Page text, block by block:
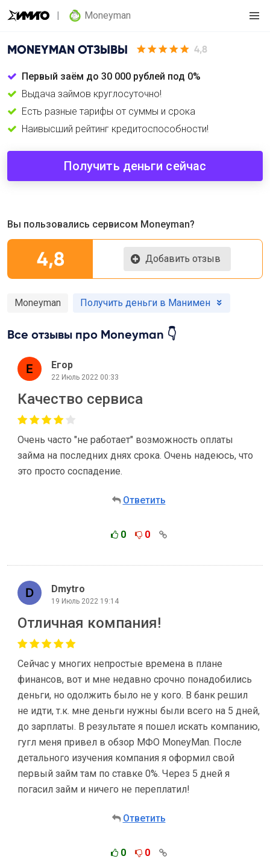
Moneyman
MONEYMAN ОТЗЫВЫ 4,8
Первый заём до 30 000 рублей под 0%
Выдача займов круглосуточно!
Есть разные тарифы от суммы и срока
Наивысший рейтинг кредитоспособности!
Получить деньги сейчас
Вы пользовались сервисом Moneyman?
4,8 Добавить отзыв
Moneyman Получить деньги в Манимен
Все отзывы про Moneyman 👇
Егор
22 Июль 2022 00:33
Качество сервиса
Очень часто "не работает" возможность оплаты
займа на последних днях срока. Очень надеюсь, что
это просто соспадение.
Ответить
0 0
Dmytro
19 Июль 2022 19:14
Отличная компания!
Сейчас у многих непростые времена в плане
финансов, вот и мне недавно срочно понадобились
деньги, но одолжить было не у кого. В банк решил
не идти, т.к. мне деньги нужны были всего на 5 дней,
до зарплаты. В результате я пошел искать компанию,
гугл меня привел в обзор МФО MoneyMan. После
детального изучения компания я оформил свой
первый займ там по ставке 0%. Через 5 дней я
погасил займ и ничего не переплатил!
Ответить
0 0